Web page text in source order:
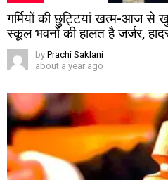
गर्मियों की छुट्टियां खत्म-आज
स्कूल भवनों की हालत है जर्जर,
by Prachi Saklani
about a year ago